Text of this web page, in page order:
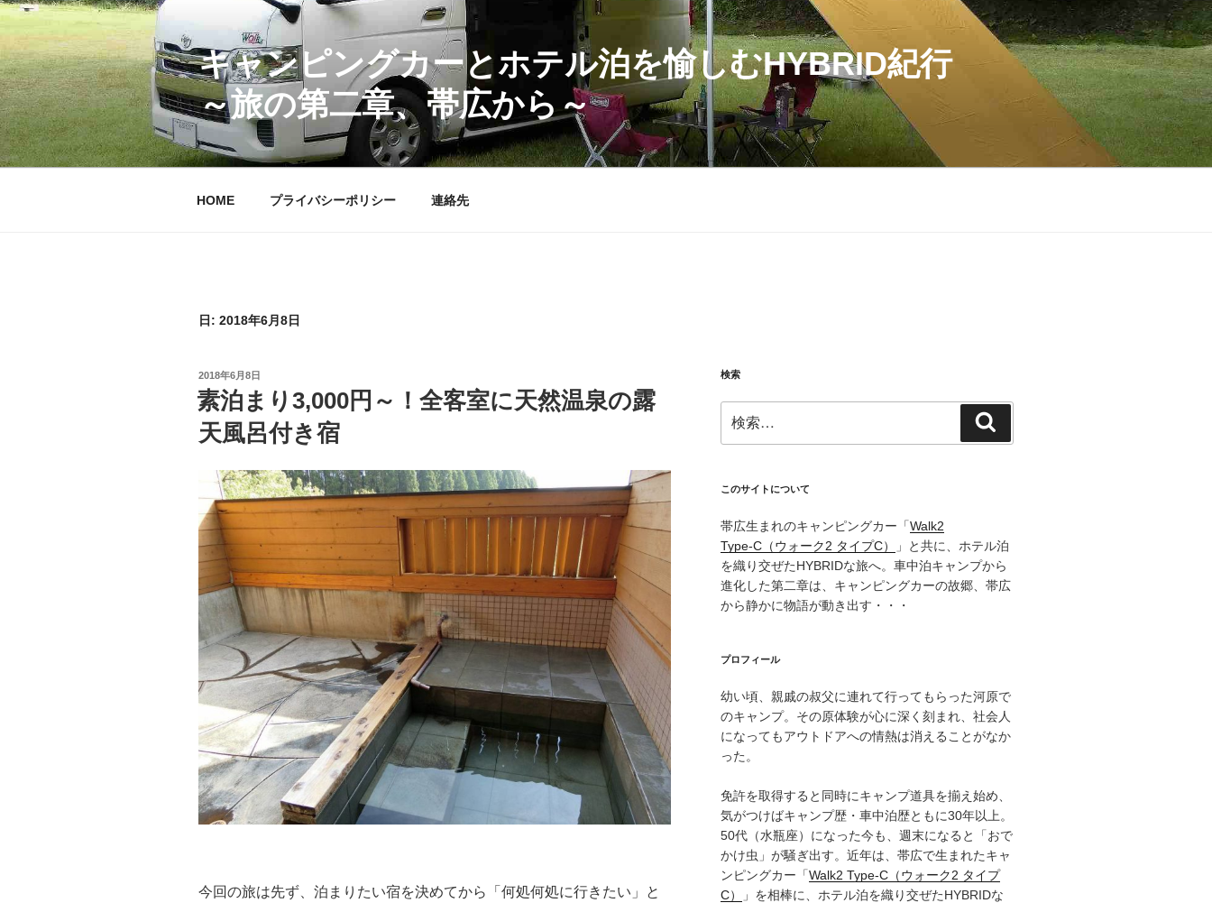
コ
テ
ン
ツ
へ
ス
キ
キャンピングカーとホテル泊を愉しむHYBRID紀行
～旅の第二章、帯広から～
HOME プライバシーポリシー 連絡先
日: 2018年6月8日
投
稿
日:
2018年6月8日
素泊まり3,000円～！全客室に天然温泉の露
天風呂付き宿
今回の旅は先ず、泊まりたい宿を決めてから「何処何処に行きたい」と
検索
索:
索
このサイトについて
帯広生まれのキャンピングカー「Walk2
Type‑C（ウォーク2 タイプC）
」と共に、ホテル泊
を織り交ぜたHYBRIDな旅へ。車中泊キャンプから
進化した第二章は、キャンピングカーの故郷、帯広
から静かに物語が動き出す・・・
プロフィール
幼い頃、親戚の叔父に連れて行ってもらった河原で
のキャンプ。その原体験が心に深く刻まれ、社会人
になってもアウトドアへの情熱は消えることがなか
った。
免許を取得すると同時にキャンプ道具を揃え始め、
気がつけばキャンプ歴・車中泊歴ともに30年以上。
50代（水瓶座）になった今も、週末になると「おで
かけ虫」が騒ぎ出す。近年は、帯広で生まれたキャ
ンピングカー「Walk2 Type‑C（ウォーク2 タイプ
C）
」を相棒に、ホテル泊を織り交ぜたHYBRIDな